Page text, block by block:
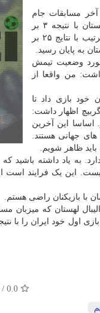
مسابقات جام
واگنر، تیم ملی والیبال لهستان توانست مقابل صربستان با نتیجه ۳ بر
صفر به پیروزی برسد. این دیدار در سه ست و به ترتیب با نتایج ۲۵ بر
مورد وضعیت تیمش
من واقعا از
خود بازی داد تا
گربیچ اظهار داشت:
اساسا این آخرین
های جهانی هستند.
ظاهر شویم.
به یاد داشته
این یک فرایند است
با بازیکنان راضی هستم.
لهستان که
0.0